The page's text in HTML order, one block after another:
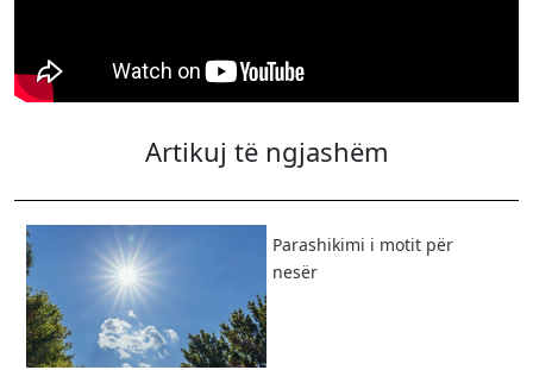
Artikuj të ngjashëm
Parashikimi i motit për
nesër